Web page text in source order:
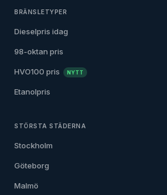
BRÄNSLETYPER
Dieselpris idag
98-oktan pris
HVO100 pris NYTT
Etanolpris
STÖRSTA STÄDERNA
Stockholm
Göteborg
Malmö